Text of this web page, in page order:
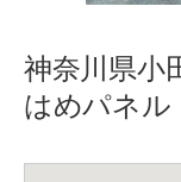
神奈川県小
はめパネル